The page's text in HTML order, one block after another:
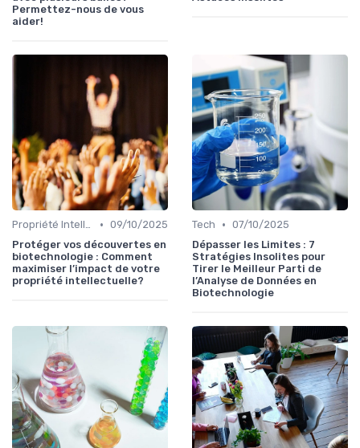
Permettez-nous de vous
aider!
Propriété Intellectuelle • 09/10/2025
Protéger vos découvertes en
biotechnologie : Comment
maximiser l’impact de votre
propriété intellectuelle?
Tech • 07/10/2025
Dépasser les Limites : 7
Stratégies Insolites pour
Tirer le Meilleur Parti de
l’Analyse de Données en
Biotechnologie